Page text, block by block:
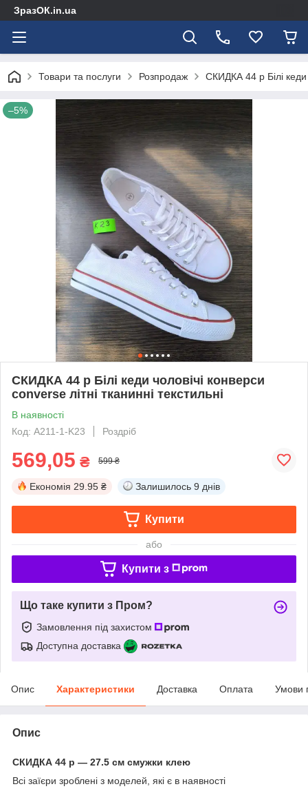
ЗразОК.in.ua
Товари та послуги Розпродаж СКИДКА 44 р Білі кеди
–5%
СКИДКА 44 р Білі кеди чоловічі конверси
converse літні тканинні текстильні
В наявності
Код: A211-1-K23
Роздріб
569,05 ₴ 599 ₴
Економія 29.95 ₴ Залишилось 9 днів
Купити
або
Купити з
Що таке купити з Пром?
Замовлення під захистом
Доступна доставка
Опис Характеристики Доставка Оплата Умови
Опис
СКИДКА 44 р — 27.5 см смужки клею
Всі заїєри зроблені з моделей, які є в наявності